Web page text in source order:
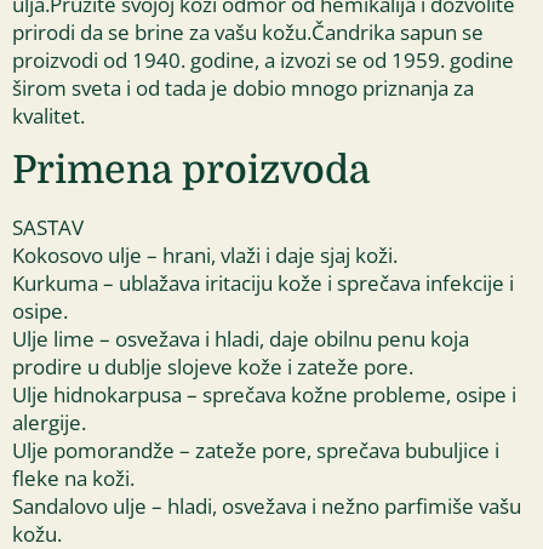
prirodi da se brine za vašu kožu.Čandrika sapun se
proizvodi od 1940. godine, a izvozi se od 1959. godine
širom sveta i od tada je dobio mnogo priznanja za
kvalitet.
Primena proizvoda
SASTAV
Kokosovo ulje – hrani, vlaži i daje sjaj koži.
Kurkuma – ublažava iritaciju kože i sprečava infekcije i
osipe.
Ulje lime – osvežava i hladi, daje obilnu penu koja
prodire u dublje slojeve kože i zateže pore.
Ulje hidnokarpusa – sprečava kožne probleme, osipe i
alergije.
Ulje pomorandže – zateže pore, sprečava bubuljice i
fleke na koži.
Sandalovo ulje – hladi, osvežava i nežno parfimiše vašu
kožu.